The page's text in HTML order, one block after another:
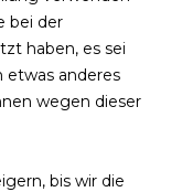
bei der
haben, es sei
etwas anderes
wegen dieser
bis wir die